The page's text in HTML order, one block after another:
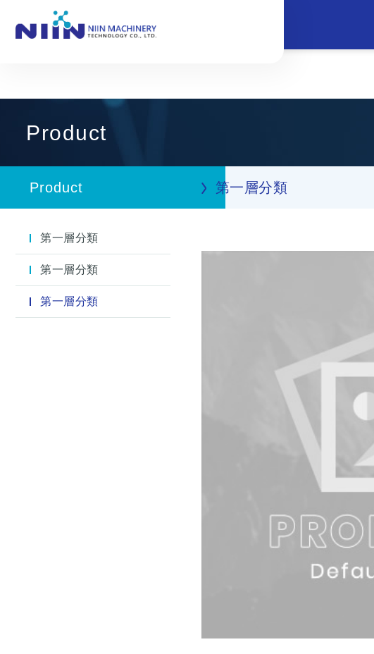
Product
Product
第一層分類
第一層分類
第一層分類
第一層分類